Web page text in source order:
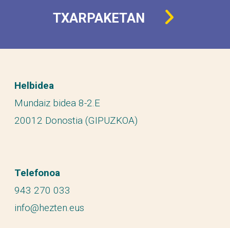
TXARPAKETAN
Helbidea
Mundaiz bidea 8-2.E
20012 Donostia (GIPUZKOA)
Telefonoa
943 270 033
info@hezten.eus